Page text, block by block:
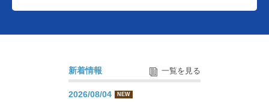
新着情報 一覧を見る
2026/08/04 NEW